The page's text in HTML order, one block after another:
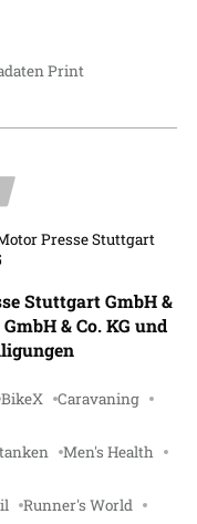
Print
Presse Stuttgart
Stuttgart GmbH &
& Co. KG und
BikeX Caravaning
Men's Health
Runner's World